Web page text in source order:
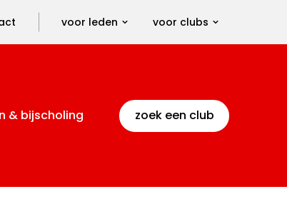
voor leden voor clubs
& bijscholing zoek een club